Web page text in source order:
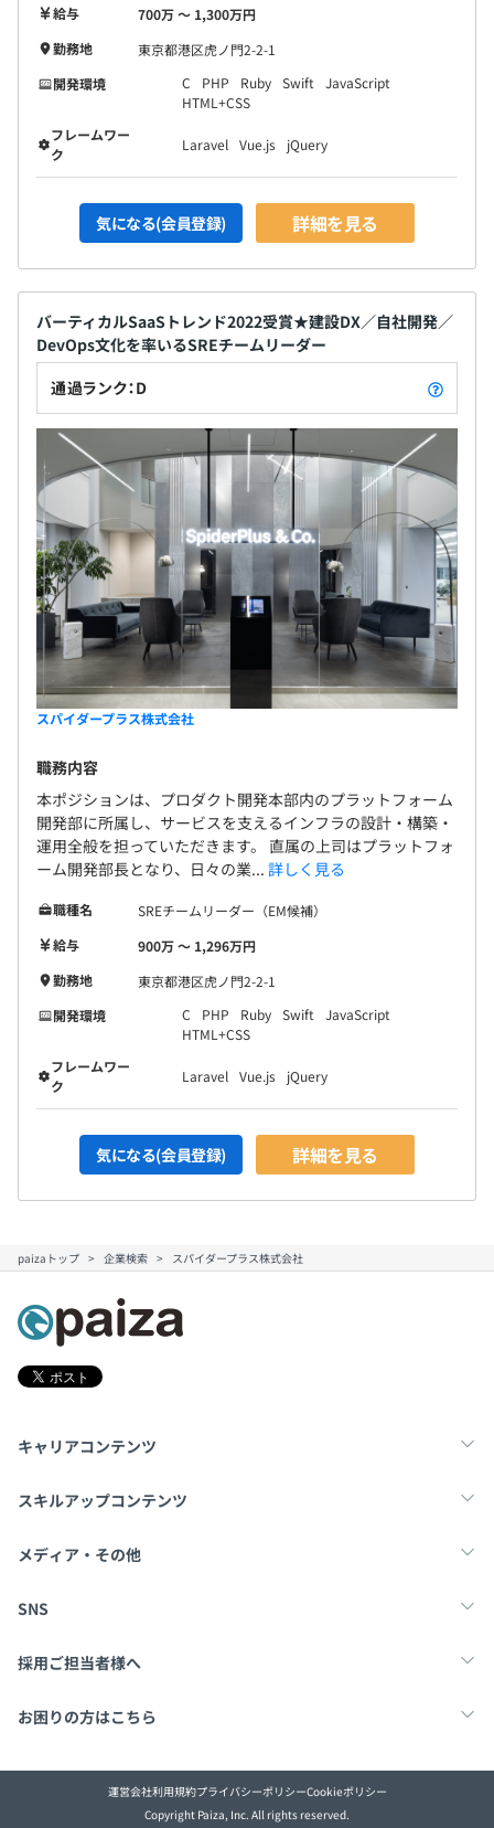
給与
700万 〜 1,300万円
勤務地
東京都港区虎ノ門2-2-1
開発環境
C PHP Ruby Swift
JavaScript
HTML+CSS
フレームワー
ク
Laravel Vue.js jQuery
気になる(会員登録) 詳細を見る
バーティカルSaaSトレンド2022受賞★建設DX／自社開発／
DevOps文化を率いるSREチームリーダー
通過ランク：D
スパイダープラス株式会社
職務内容
本ポジションは、プロダクト開発本部内のプラットフォーム
開発部に所属し、サービスを支えるインフラの設計・構築・
運用全般を担っていただきます。 直属の上司はプラットフォ
ーム開発部長となり、日々の業... 詳しく見る
職種名
SREチームリーダー（EM候補）
給与
900万 〜 1,296万円
勤務地
東京都港区虎ノ門2-2-1
開発環境
C PHP Ruby Swift
JavaScript
HTML+CSS
フレームワー
ク
Laravel Vue.js jQuery
気になる(会員登録) 詳細を見る
paizaトップ 企業検索 スパイダープラス株式会社
キャリアコンテンツ
転職・キャリア
スキルアップコンテンツ
学習
メディア・その他
Tech Team Journal
SNS
X
採用ご担当者様へ
採用・教育をお考えの企業様へ
お困りの方はこちら
paizaとは？ お問い合わせ・FAQ
運営会社利用規約プライバシーポリシーCookieポリシー
Copyright Paiza, Inc. All rights reserved.